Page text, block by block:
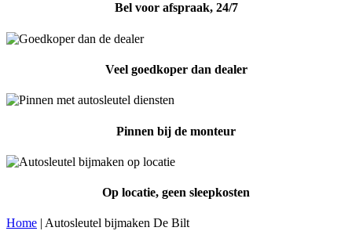
Bel voor afspraak, 24/7
Veel goedkoper dan dealer
Pinnen bij de monteur
Op locatie, geen sleepkosten
Home | Autosleutel bijmaken De Bilt